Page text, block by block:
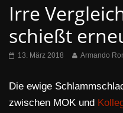
Irre
schießt
13. März 2018 Armando
Die ewige
zwischen MOK und